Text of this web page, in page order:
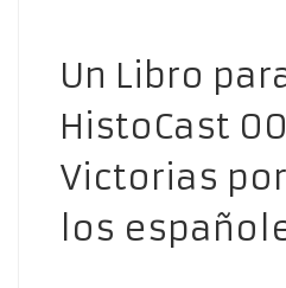
Un Libro
HistoCast
Victorias
los